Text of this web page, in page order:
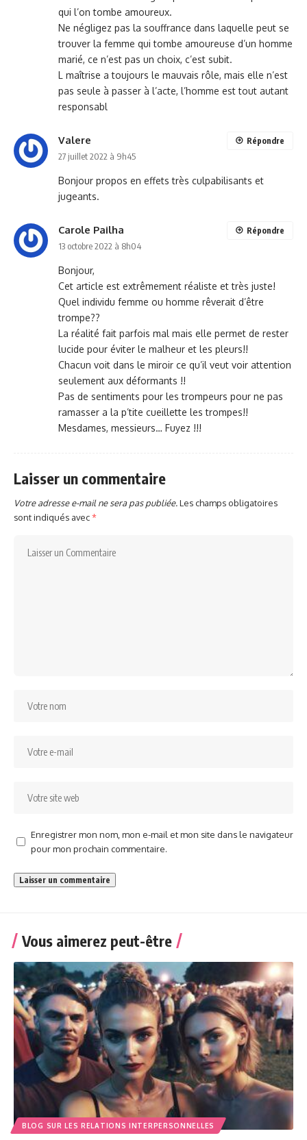
qui l’on tombe amoureux.
Ne négligez pas la souffrance dans laquelle peut se
trouver la femme qui tombe amoureuse d’un homme
marié, ce n’est pas un choix, c’est subit.
L maîtrise a toujours le mauvais rôle, mais elle n’est
pas seule à passer à l’acte, l’homme est tout autant
responsabl
Valere
27 juillet 2022 à 9h45
Bonjour propos en effets très culpabilisants et
jugeants.
Répondre
Carole Pailha
13 octobre 2022 à 8h04
Bonjour,
Cet article est extrêmement réaliste et très juste!
Quel individu femme ou homme rêverait d’être
trompe??
La réalité fait parfois mal mais elle permet de rester
lucide pour éviter le malheur et les pleurs!!
Chacun voit dans le miroir ce qu’il veut voir attention
seulement aux déformants !!
Pas de sentiments pour les trompeurs pour ne pas
ramasser a la p’tite cueillette les trompes!!
Mesdames, messieurs… Fuyez !!!
Répondre
Laisser un commentaire
Votre adresse e-mail ne sera pas publiée.Les champs obligatoires
sont indiqués avec*
Enregistrer mon nom, mon e-mail et mon site dans le navigateur
pour mon prochain commentaire.
Vous aimerez peut-être
BLOG SUR LES RELATIONS INTERPERSONNELLES